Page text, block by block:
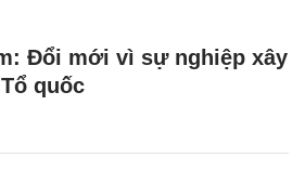
Đổi mới vì sự nghiệp xây
quốc